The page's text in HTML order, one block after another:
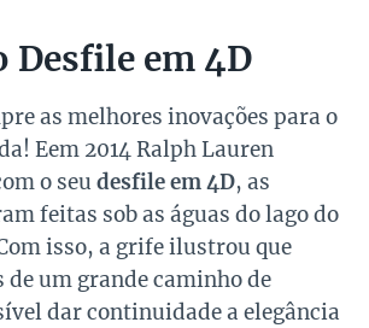
Desfile em 4D
as melhores inovações para o
Eem 2014 Ralph Lauren
o seu desfile em 4D, as
feitas sob as águas do lago do
isso, a grife ilustrou que
de um grande caminho de
dar continuidade a elegância